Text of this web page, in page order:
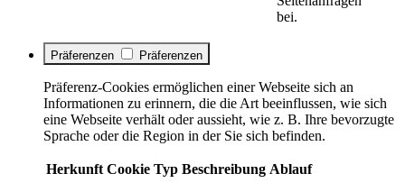
bei.
Präferenzen Präferenzen
Präferenz-Cookies ermöglichen einer Webseite sich an
Informationen zu erinnern, die die Art beeinflussen, wie sich
eine Webseite verhält oder aussieht, wie z. B. Ihre bevorzugte
Sprache oder die Region in der Sie sich befinden.
Herkunft Cookie Typ Beschreibung Ablauf